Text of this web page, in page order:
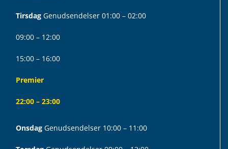
Tirsdag Genudsendelser 01:00 – 02:00
09:00 – 12:00
15:00 – 16:00
Premier
22:00 – 23:00
Onsdag Genudsendelser 10:00 – 11:00